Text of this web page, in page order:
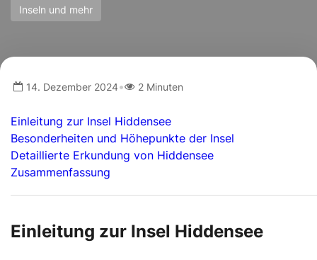
Inseln und mehr
14. Dezember 2024• 2 Minuten
Einleitung zur Insel Hiddensee
Besonderheiten und Höhepunkte der Insel
Detaillierte Erkundung von Hiddensee
Zusammenfassung
Einleitung zur Insel Hiddensee